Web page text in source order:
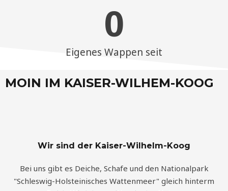
0
Eigenes Wappen seit
MOIN IM KAISER-WILHEM-KOOG
Wir sind der Kaiser-Wilhelm-Koog
Bei uns gibt es Deiche, Schafe und den Nationalpark
"Schleswig-Holsteinisches Wattenmeer" gleich hinterm